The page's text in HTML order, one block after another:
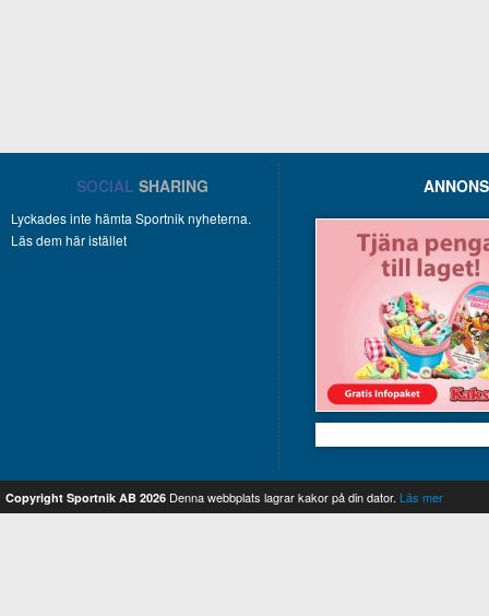
SOCIAL SHARING
Lyckades inte hämta Sportnik nyheterna.
Läs dem här istället
Copyright Sportnik AB 2026 Denna webbplats lagrar kakor på din dator. Läs mer